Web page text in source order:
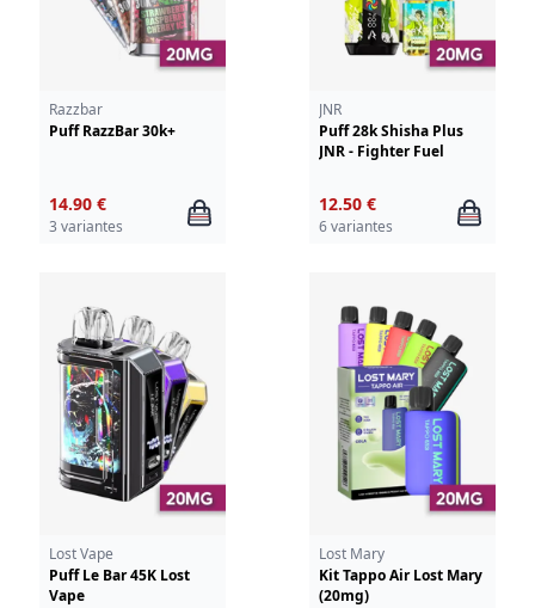
Razzbar
Puff RazzBar 30k+
14.90 €
3 variantes
JNR
Puff 28k Shisha Plus
JNR - Fighter Fuel
12.50 €
6 variantes
Lost Vape
Puff Le Bar 45K Lost
Vape
Lost Mary
Kit Tappo Air Lost Mary
(20mg)